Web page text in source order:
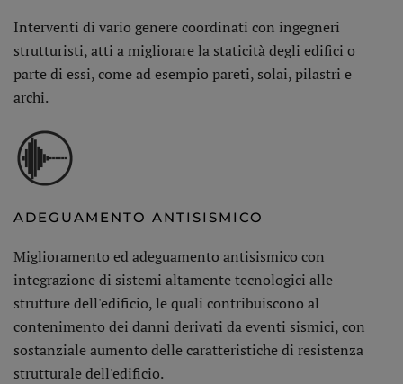
Interventi di vario genere coordinati con ingegneri
strutturisti, atti a migliorare la staticità degli edifici o
parte di essi, come ad esempio pareti, solai, pilastri e
archi.
ADEGUAMENTO ANTISISMICO
Miglioramento ed adeguamento antisismico con
integrazione di sistemi altamente tecnologici alle
strutture dell'edificio, le quali contribuiscono al
contenimento dei danni derivati da eventi sismici, con
sostanziale aumento delle caratteristiche di resistenza
strutturale dell'edificio.